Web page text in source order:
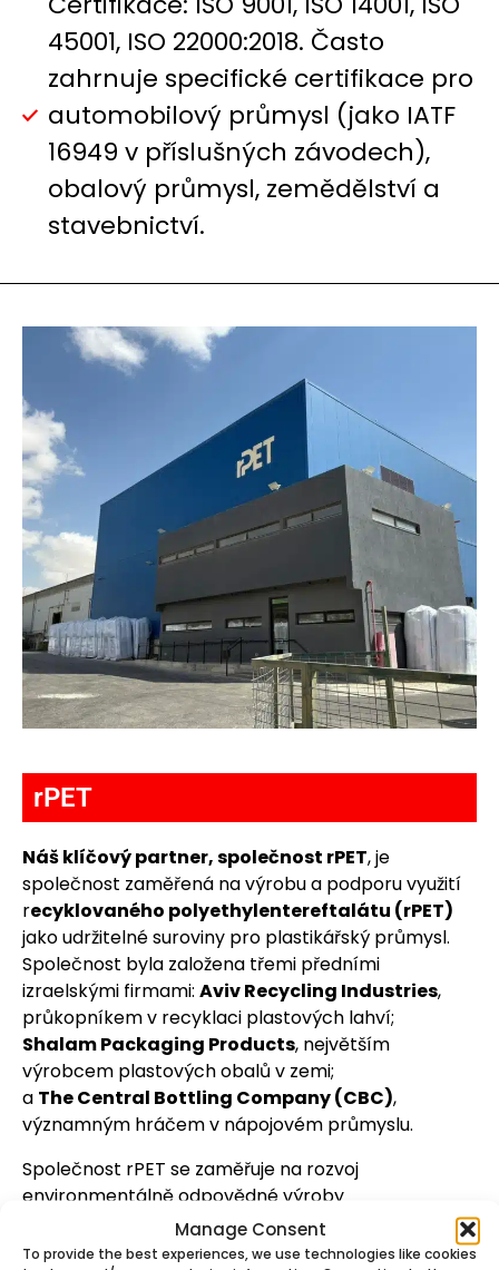
Manage Consent
To provide the best experiences, we use technologies like cookies
45001, ISO 22000:2018. Často
zahrnuje specifické certifikace pro
automobilový průmysl (jako IATF
16949 v příslušných závodech),
obalový průmysl, zemědělství a
stavebnictví.
rPET
Náš klíčový partner, společnost rPET, je
společnost zaměřená na výrobu a podporu využití
recyklovaného polyethylentereftalátu (rPET)
jako udržitelné suroviny pro plastikářský průmysl.
Společnost byla založena třemi předními
izraelskými firmami: Aviv Recycling Industries,
průkopníkem v recyklaci plastových lahví;
Shalam Packaging Products, největším
výrobcem plastových obalů v zemi;
a The Central Bottling Company (CBC),
významným hráčem v nápojovém průmyslu.
Společnost rPET se zaměřuje na rozvoj
environmentálně odpovědné výroby
prostřednictvím využívání recyklovaných surovin,
které pomáhají snižovat závislost na primárních